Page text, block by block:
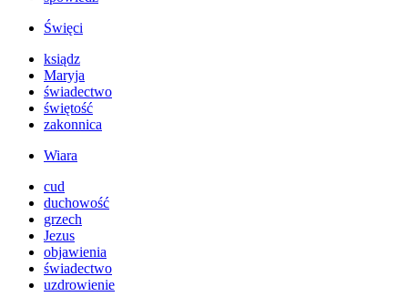
Święci
ksiądz
Maryja
świadectwo
świętość
zakonnica
Wiara
cud
duchowość
grzech
Jezus
objawienia
świadectwo
uzdrowienie